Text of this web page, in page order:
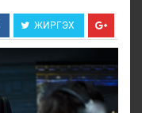
ЖИРГЭХ